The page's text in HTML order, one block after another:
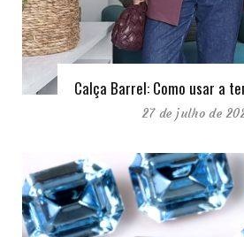
Calça Barrel: Como usar a
27 de julho de